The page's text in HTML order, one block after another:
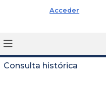
Acceder
Consulta histórica